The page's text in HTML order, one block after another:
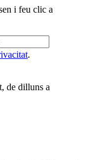
i feu clic a
.
de dilluns a